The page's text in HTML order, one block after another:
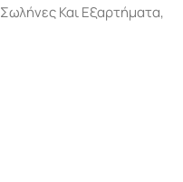
Σωλήνες Και Εξαρτήματα,